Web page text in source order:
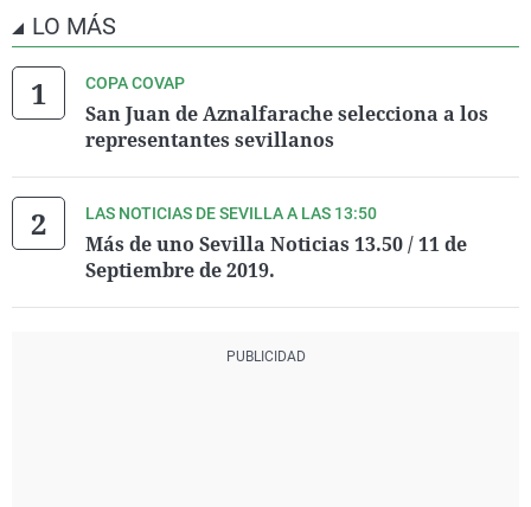
LO MÁS
COPA COVAP
San Juan de Aznalfarache selecciona a los
representantes sevillanos
LAS NOTICIAS DE SEVILLA A LAS 13:50
Más de uno Sevilla Noticias 13.50 / 11 de
Septiembre de 2019.